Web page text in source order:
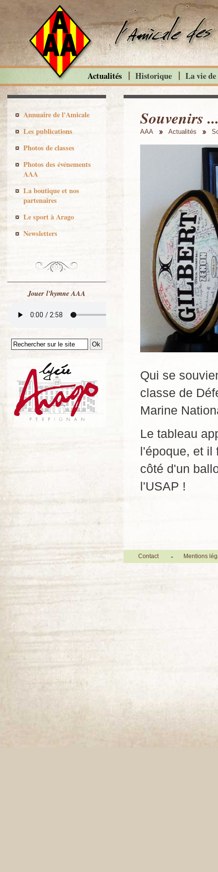
Souvenirs
AAA Actualités
Qui se
classe de
Marine
Le tableau
l'époque, et il
côté d'un
l'USAP !
Actualités Historique La vie
Annuaire de l'Amicale
Les publications
Photos de classes
Photos des événements
AAA
La boutique et nos
partenaires
Le sport à Arago
Newsletters
Jouer l'hymne AAA
Contact Mentions